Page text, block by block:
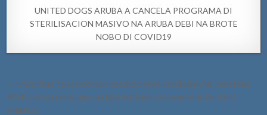
UNITED DOGS ARUBA A CANCELA PROGRAMA DI
STERILISACION MASIVO NA ARUBA DEBI NA BROTE
NOBO DI COVID19
Post
navigation
← Chauffeur ta accidenta y ta laga e auto sin ningun lus cendi riba
WVB y despues ta laga un pick-up tow e causando daño riba e
caminda